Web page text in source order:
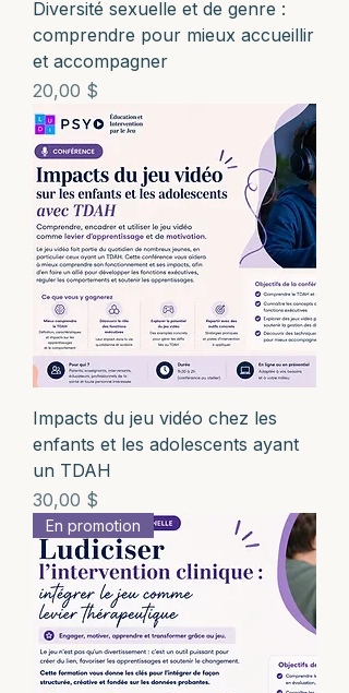
Diversité sexuelle et de genre :
comprendre pour mieux accueillir
et accompagner
Prix
20,00 $
Impacts du jeu vidéo chez les
enfants et les adolescents ayant
un TDAH
Prix
30,00 $
En promotion